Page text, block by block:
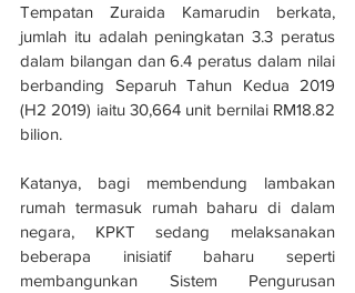
Tempatan Zuraida Kamarudin berkata,
jumlah itu adalah peningkatan 3.3 peratus
dalam bilangan dan 6.4 peratus dalam nilai
berbanding Separuh Tahun Kedua 2019
(H2 2019) iaitu 30,664 unit bernilai RM18.82
bilion.
Katanya, bagi membendung lambakan
rumah termasuk rumah baharu di dalam
negara, KPKT sedang melaksanakan
beberapa inisiatif baharu seperti
membangunkan Sistem Pengurusan